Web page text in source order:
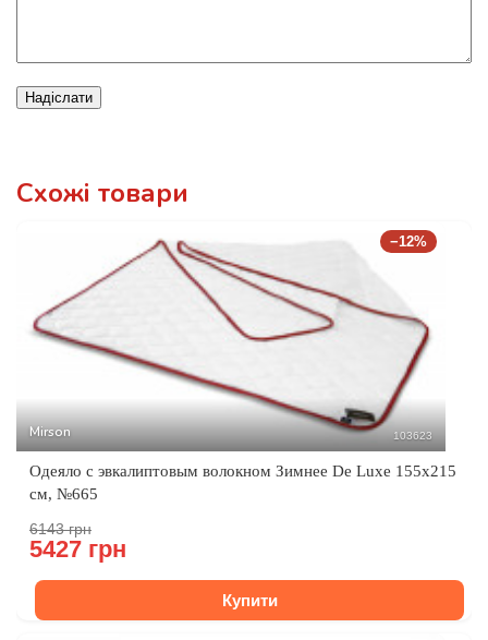
Надіслати
Схожі товари
−12%
Mirson 103623
Одеяло с эвкалиптовым волокном Зимнее De Luxe 155x215
см, №665
6143 грн
5427 грн
Купити